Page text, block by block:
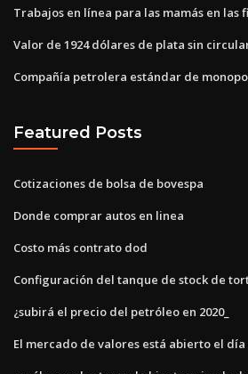
Trabajos en línea para las mamás en las
Valor de 1924 dólares de plata sin
Compañía petrolera estándar de
Featured Posts
Cotizaciones de bolsa de bovespa
Donde comprar autos en linea
Costo más contrato dod
Configuración del tanque de stock de
¿subirá el precio del petróleo en 2020_
El mercado de valores está abierto el